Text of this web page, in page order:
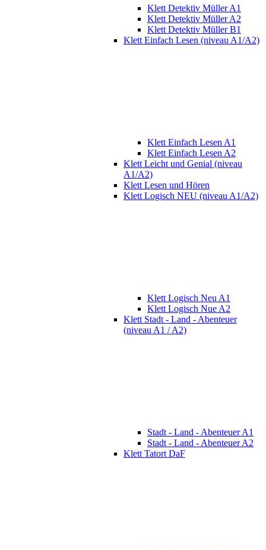
Klett Detektiv Müller A1
Klett Detektiv Müller A2
Klett Detektiv Müller B1
Klett Einfach Lesen (niveau A1/A2)
Klett Einfach Lesen A1
Klett Einfach Lesen A2
Klett Leicht und Genial (niveau
A1/A2)
Klett Lesen und Hören
Klett Logisch NEU (niveau A1/A2)
Klett Logisch Neu A1
Klett Logisch Nue A2
Klett Stadt - Land - Abenteuer
(niveau A1 / A2)
Stadt - Land - Abenteuer A1
Stadt - Land - Abenteuer A2
Klett Tatort DaF